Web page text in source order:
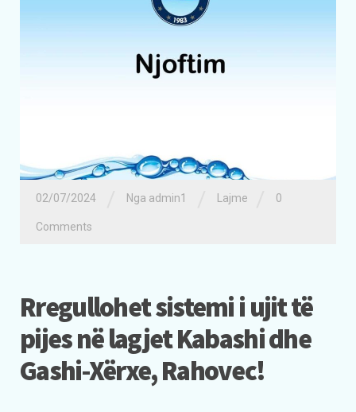
02/07/2024 Nga admin1 Lajme 0
Comments
Rregullohet sistemi i ujit të
pijes në lagjet Kabashi dhe
Gashi-Xërxe, Rahovec!